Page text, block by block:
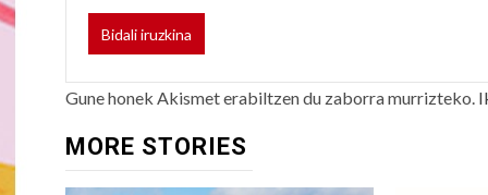
Gune honek Akismet erabiltzen du zaborra murrizteko.
MORE STORIES